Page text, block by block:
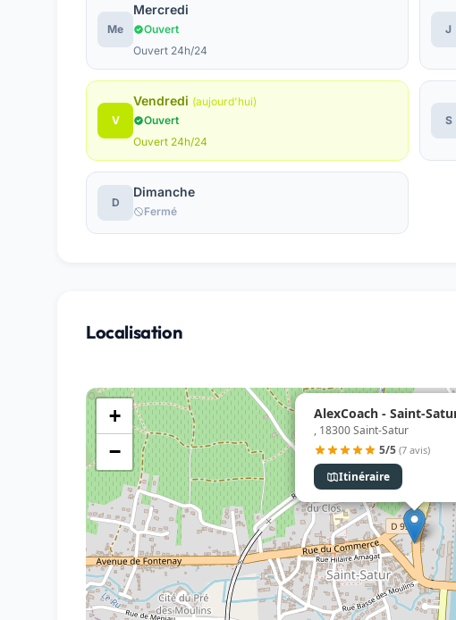
Me
Mercredi
Ouvert
Ouvert 24h/24
J
V
Vendredi (aujourd'hui)
Ouvert
Ouvert 24h/24
S
D
Dimanche
Fermé
Localisation
AlexCoach - Saint-
, 18300 Saint-Satur
5/5 (7 avis)
Itinéraire
+
−